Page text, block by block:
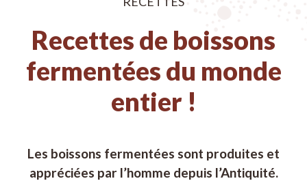
Recettes de boissons
fermentées du monde
entier !
Les boissons fermentées sont produites et
appréciées par l’homme depuis l’Antiquité.